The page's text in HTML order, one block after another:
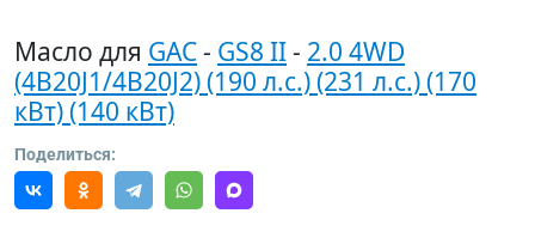
Масло для GAC- GS8 II- 2.0 4WD
(4B20J1/4B20J2) (190 л.с.) (231 л.с.) (170
кВт) (140 кВт)
Поделиться: